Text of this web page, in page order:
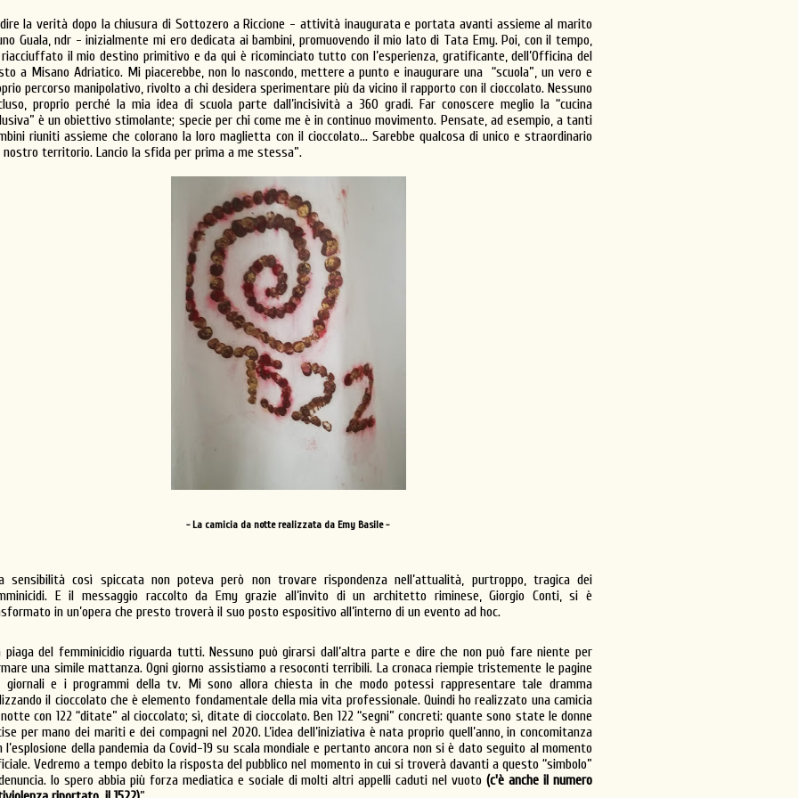
dire la verità dopo la chiusura di Sottozero a Riccione - attività inaugurata e portata avanti assieme al marito
Guala, ndr - inizialmente mi ero dedicata ai bambini, promuovendo il mio lato di Tata Emy. Poi, con il tempo,
il mio destino primitivo e da qui è ricominciato tutto con l’esperienza, gratificante, dell’Officina del
a Misano Adriatico. Mi piacerebbe, non lo nascondo, mettere a punto e inaugurare una “scuola”, un vero e
percorso manipolativo, rivolto a chi desidera sperimentare più da vicino il rapporto con il cioccolato. Nessuno
proprio perché la mia idea di scuola parte dall’incisività a 360 gradi. Far conoscere meglio la “cucina
è un obiettivo stimolante; specie per chi come me è in continuo movimento. Pensate, ad esempio, a tanti
riuniti assieme che colorano la loro maglietta con il cioccolato… Sarebbe qualcosa di unico e straordinario
nostro territorio. Lancio la sfida per prima a me stessa”.
- La camicia da notte realizzata da Emy Basile -
sensibilità così spiccata non poteva però non trovare rispondenza nell’attualità, purtroppo, tragica dei
E il messaggio raccolto da Emy grazie all’invito di un architetto riminese, Giorgio Conti, si è
in un’opera che presto troverà il suo posto espositivo all’interno di un evento ad hoc.
piaga del femminicidio riguarda tutti. Nessuno può girarsi dall’altra parte e dire che non può fare niente per
una simile mattanza. Ogni giorno assistiamo a resoconti terribili. La cronaca riempie tristemente le pagine
giornali e i programmi della tv. Mi sono allora chiesta in che modo potessi rappresentare tale dramma
il cioccolato che è elemento fondamentale della mia vita professionale. Quindi ho realizzato una camicia
con 122 “ditate” al cioccolato; sì, ditate di cioccolato. Ben 122 “segni” concreti: quante sono state le donne
per mano dei mariti e dei compagni nel 2020. L’idea dell’iniziativa è nata proprio quell’anno, in concomitanza
l’esplosione della pandemia da Covid-19 su scala mondiale e pertanto ancora non si è dato seguito al momento
Vedremo a tempo debito la risposta del pubblico nel momento in cui si troverà davanti a questo “simbolo”
Io spero abbia più forza mediatica e sociale di molti altri appelli caduti nel vuoto(c'è anche il numero